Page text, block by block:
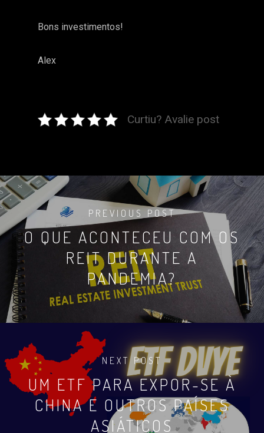
Bons investimentos!
Alex
Curtiu? Avalie post
PREVIOUS POST
O QUE ACONTECEU COM OS
REIT DURANTE A
PANDEMIA?
NEXT POST
UM ETF PARA EXPOR-SE À
CHINA E OUTROS PAÍSES
ASIÁTICOS